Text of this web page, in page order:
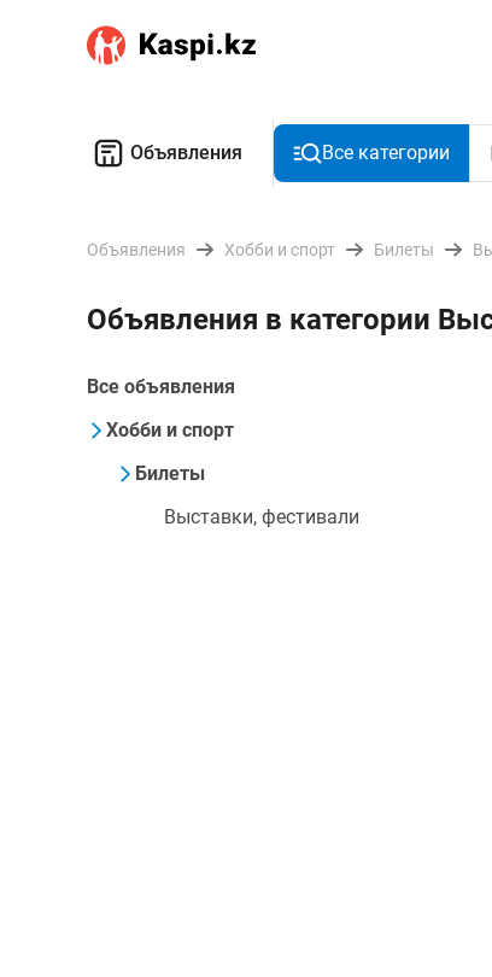
Объявления Все категории
Объявления Хобби и спорт Билеты
Объявления в категории
Все объявления
Хобби и спорт
Билеты
Выставки, фестивали